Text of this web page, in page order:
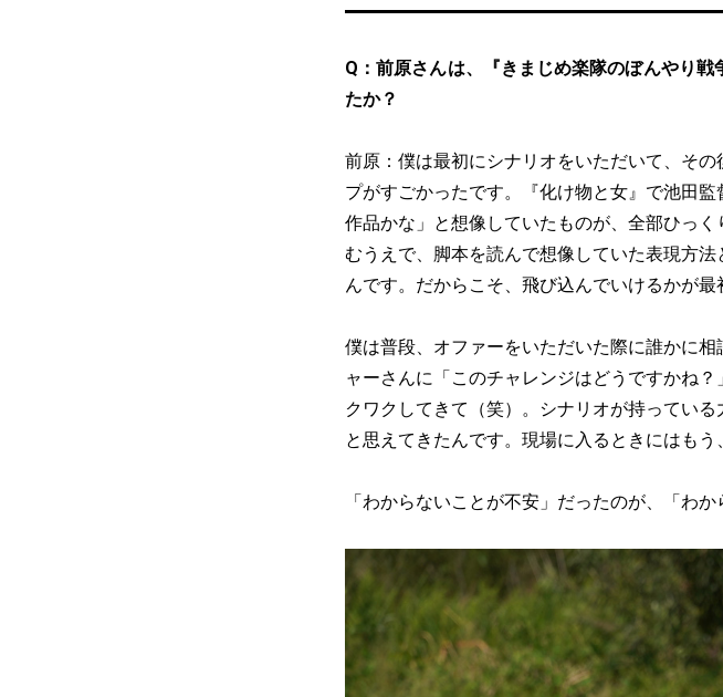
Q：前原さんは、『きまじめ楽隊のぼんやり
たか？
前原：僕は最初にシナリオをいただいて、そ
プがすごかったです。『化け物と女』で池田
作品かな」と想像していたものが、全部ひっ
むうえで、脚本を読んで想像していた表現方
んです。だからこそ、飛び込んでいけるかが最
僕は普段、オファーをいただいた際に誰かに
ャーさんに「このチャレンジはどうですかね
クワクしてきて（笑）。シナリオが持ってい
と思えてきたんです。現場に入るときにはもう
「わからないことが不安」だったのが、「わ